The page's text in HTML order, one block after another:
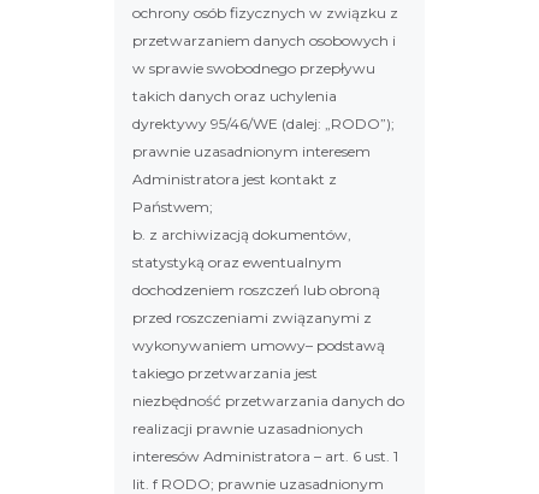
ochrony osób fizycznych w związku z
przetwarzaniem danych osobowych i
w sprawie swobodnego przepływu
takich danych oraz uchylenia
dyrektywy 95/46/WE (dalej: „RODO”);
prawnie uzasadnionym interesem
Administratora jest kontakt z
Państwem;
b. z archiwizacją dokumentów,
statystyką oraz ewentualnym
dochodzeniem roszczeń lub obroną
przed roszczeniami związanymi z
wykonywaniem umowy– podstawą
takiego przetwarzania jest
niezbędność przetwarzania danych do
realizacji prawnie uzasadnionych
interesów Administratora – art. 6 ust. 1
lit. f RODO; prawnie uzasadnionym